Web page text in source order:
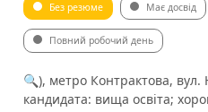
Без резюме Має досвід
Повний робочий день
🔍), метро Контрактова,
кандидата: вища освіта;